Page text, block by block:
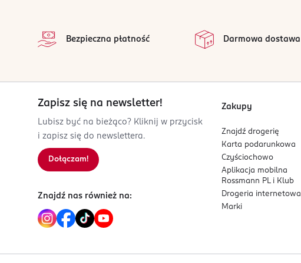
*% Referencyjnej wartości spożycia
tylko po konsultacji z lekarzem.
95-200 Pabianice
Kod EAN
5 902020 845133
Bezpieczna płatność Darmowa dostawa
Zapisz się na newsletter!
Lubisz być na bieżąco? Kliknij w przycisk
i zapisz się do newslettera.
Dołączam!
Znajdź nas również na:
Zakupy
Znajdź drogerię
Karta podarunkowa
Czyściochowo
Aplikacja mobilna
Rossmann PL i Klub
Drogeria internetowa
Marki